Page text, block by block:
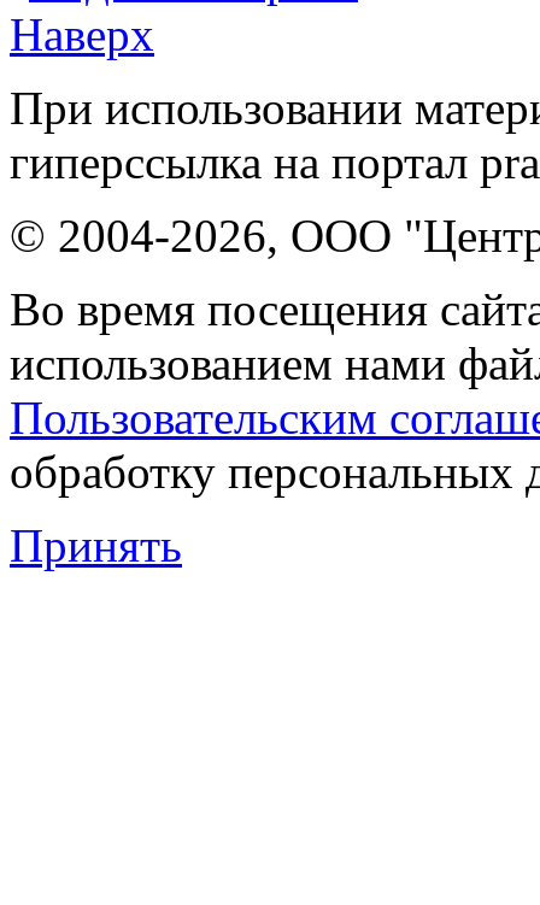
Наверх
При использовании
гиперссылка на портал
© 2004-2026, ООО "Центр
Во время посещения
использованием нами
Пользовательским
обработку персональных
Принять